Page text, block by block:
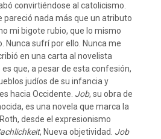
convirtiéndose al catolicismo.
pareció nada más que un atributo
mi bigote rubio, que lo mismo
Nunca sufrí por ello. Nunca me
en una carta al novelista
que, a pesar de esta confesión,
judíos de su infancia y
hacia Occidente. Job, su obra de
es una novela que marca la
desde el expresionismo
, Nueva objetividad. Job